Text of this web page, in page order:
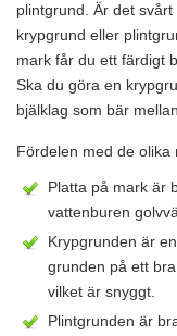
plintgrund. Är det
krypgrund eller
mark får du ett färdigt
Ska du göra en
bjälklag som bär
Fördelen med de
Platta på mark är
vattenburen
Krypgrunden är
grunden på ett
vilket är snyggt.
Plintgrunden är